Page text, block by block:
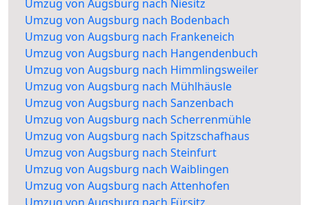
Umzug von Augsburg nach Niesitz
Umzug von Augsburg nach Bodenbach
Umzug von Augsburg nach Frankeneich
Umzug von Augsburg nach Hangendenbuch
Umzug von Augsburg nach Himmlingsweiler
Umzug von Augsburg nach Mühlhäusle
Umzug von Augsburg nach Sanzenbach
Umzug von Augsburg nach Scherrenmühle
Umzug von Augsburg nach Spitzschafhaus
Umzug von Augsburg nach Steinfurt
Umzug von Augsburg nach Waiblingen
Umzug von Augsburg nach Attenhofen